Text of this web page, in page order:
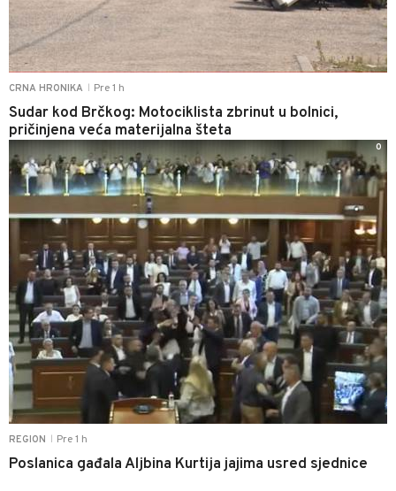
CRNA HRONIKA Pre 1 h
Sudar kod Brčkog: Motociklista zbrinut u bolnici,
pričinjena veća materijalna šteta
REGION Pre 1 h
Poslanica gađala Aljbina Kurtija jajima usred sjednice
0